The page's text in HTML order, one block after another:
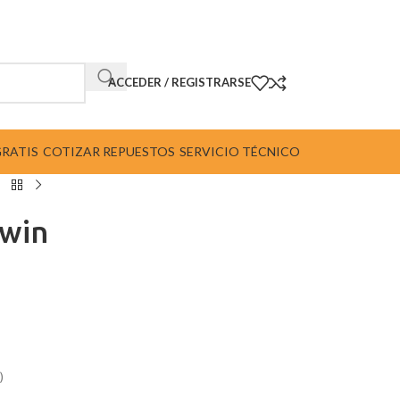
ACCEDER / REGISTRARSE
COTIZAR REPUESTOS SERVICIO TÉCNICO